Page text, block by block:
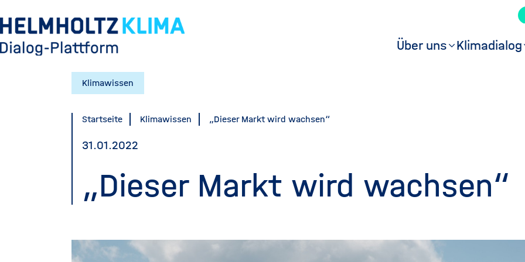
zum
Inhalt
Über uns Klimadialog
Klimawissen
Startseite Klimawissen „Dieser Markt wird wachsen“
31.01.2022
„Dieser Markt wird wachsen“